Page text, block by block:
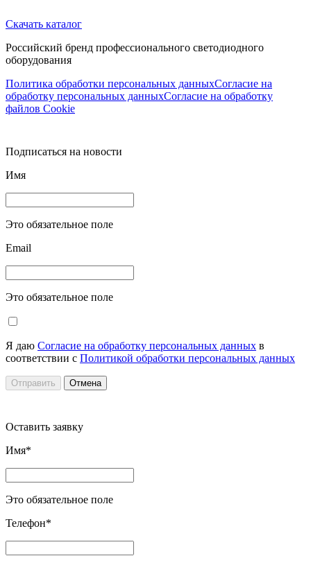
Скачать каталог
Российский бренд профессионального светодиодного
оборудования
Политика обработки персональных данныхСогласие на
обработку персональных данныхСогласие на обработку
файлов Cookie
Подписаться на новости
Имя
Это обязательное поле
Email
Это обязательное поле
Я даю Согласие на обработку персональных данных в
соответствии с Политикой обработки персональных данных
Отправить Отмена
Оставить заявку
Имя*
Это обязательное поле
Телефон*